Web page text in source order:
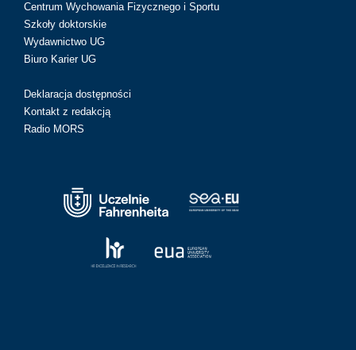
Centrum Wychowania Fizycznego i Sportu
Szkoły doktorskie
Wydawnictwo UG
Biuro Karier UG
Deklaracja dostępności
Kontakt z redakcją
Radio MORS